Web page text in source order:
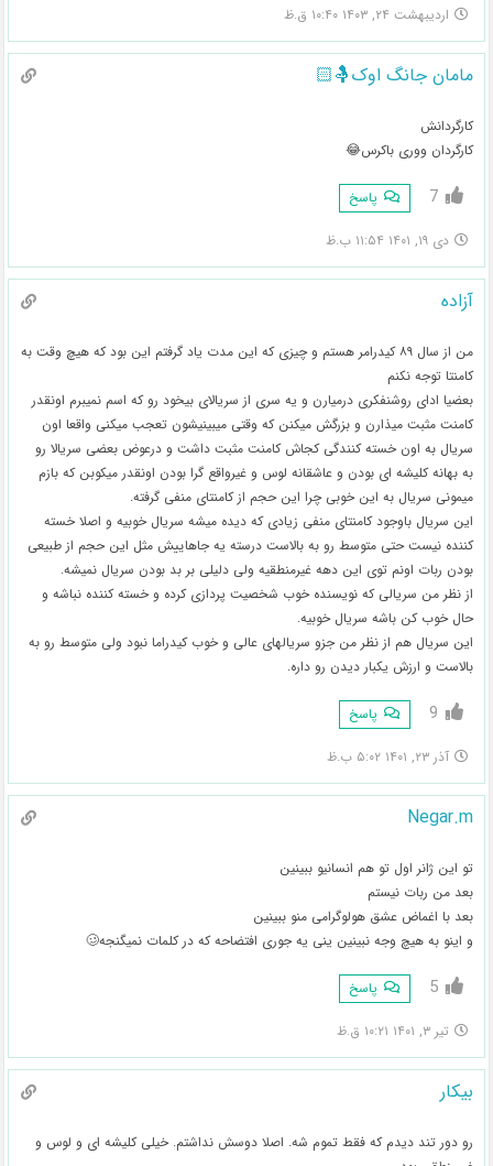
اردیبهشت ۲۴, ۱۴۰۳ ۱۰:۴۰ ق.ظ
مامان جانگ اوک🤱🏻
کارگردانش
کارگردان ووری باکرس😂
7 پاسخ
دی ۱۹, ۱۴۰۱ ۱۱:۵۴ ب.ظ
آزاده
من از سال ۸۹ کیدرامر هستم و چیزی که این مدت یاد گرفتم این بود که هیچ وقت به
کامنتا توجه نکنم
بعضیا ادای روشنفکری درمیارن و یه سری از سریالای بیخود رو که اسم نمیبرم اونقدر
کامنت مثبت میذارن و بزرگش میکنن که وقتی میبینیشون تعجب میکنی واقعا اون
سریال به اون خسته کنندگی کجاش کامنت مثبت داشت و درعوض بعضی سریالا رو
به بهانه کلیشه ای بودن و عاشقانه لوس و غیرواقع گرا بودن اونقدر میکوبن که بازم
میمونی سریال به این خوبی چرا این حجم از کامنتای منفی گرفته.
این سریال باوجود کامنتای منفی زیادی که دیده میشه سریال خوبیه و اصلا خسته
کننده نیست حتی متوسط رو به بالاست درسته یه جاهاییش مثل این حجم از طبیعی
بودن ربات اونم توی این دهه غیرمنطقیه ولی دلیلی بر بد بودن سریال نمیشه.
از نظر من سریالی که نویسنده خوب شخصیت پردازی کرده و خسته کننده نباشه و
حال خوب کن باشه سریال خوبیه.
این سریال هم از نظر من جزو سریالهای عالی و خوب کیدراما نبود ولی متوسط رو به
بالاست و ارزش یکبار دیدن رو داره.
9 پاسخ
آذر ۲۳, ۱۴۰۱ ۵:۰۲ ب.ظ
Negar.m
تو این ژانر اول تو هم انسانیو ببینین
بعد من ربات نیستم
بعد با اغماض عشق هولوگرامی منو ببینین
و اینو به هیچ وجه نبینین ینی یه جوری افتضاحه که در کلمات نمیگنجه🥴
5 پاسخ
تیر ۳, ۱۴۰۱ ۱۰:۲۱ ق.ظ
بیکار
رو دور تند دیدم که فقط تموم شه. اصلا دوسش نداشتم. خیلی کلیشه ای و لوس و